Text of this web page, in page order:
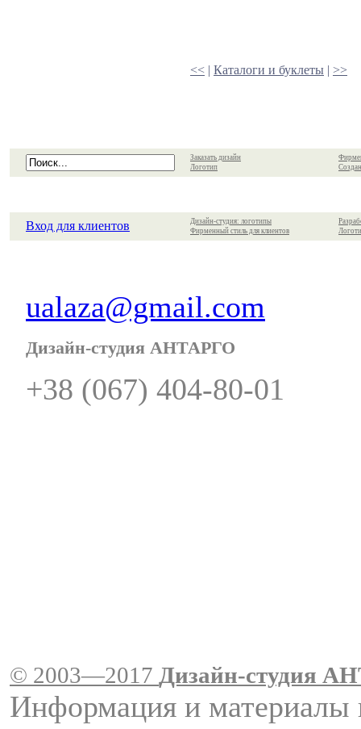
<< | Каталоги и буклеты | >>
Заказать дизайн
Логотип
Вход для клиентов
Дизайн-студия: логотипы
Фирменный стиль для клиентов
ualaza@gmail.com
Дизайн-студия АНТАРГО
+38 (067) 404-80-01
© 2003—2017 Дизайн-студия
Информация и материалы